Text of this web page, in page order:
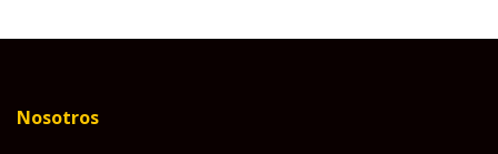
Nosotros